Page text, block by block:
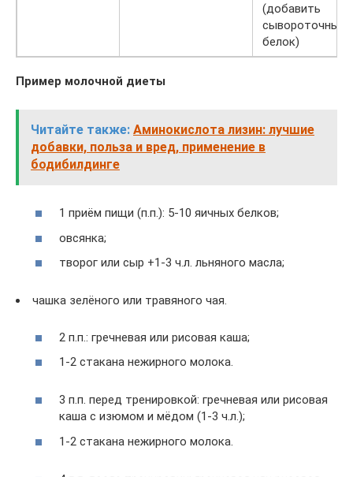
(добавить
сывороточный
белок)
Пример молочной диеты
Читайте также: Аминокислота лизин: лучшие
добавки, польза и вред, применение в
бодибилдинге
1 приём пищи (п.п.): 5-10 яичных белков;
овсянка;
творог или сыр +1-3 ч.л. льняного масла;
чашка зелёного или травяного чая.
2 п.п.: гречневая или рисовая каша;
1-2 стакана нежирного молока.
3 п.п. перед тренировкой: гречневая или рисовая
каша с изюмом и мёдом (1-3 ч.л.);
1-2 стакана нежирного молока.